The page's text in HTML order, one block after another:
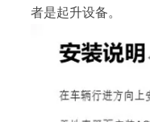
者是起升设备。